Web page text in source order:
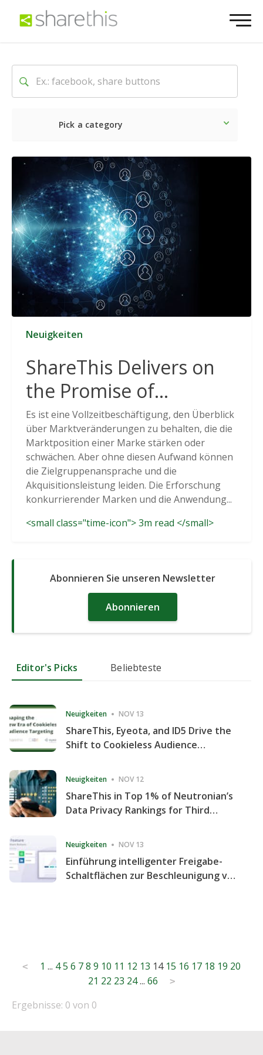
Pick a category
Neueste Sozial
Neuigkeiten
ShareThis Delivers on
the Promise of
Cookieless Data
Solutions
Es ist eine Vollzeitbeschäftigung, den Überblick
über Marktveränderungen zu behalten, die die
Marktposition einer Marke stärken oder
schwächen. Aber ohne diesen Aufwand können
die Zielgruppenansprache und die
Akquisitionsleistung leiden. Die Erforschung
konkurrierender Marken und die Anwendung...
<small class="time-icon"> 3m read </small>
Abonnieren Sie unseren Newsletter
Abonnieren
Editor's Picks Beliebteste
Neuigkeiten NOV 13
ShareThis, Eyeota, and ID5 Drive the
Shift to Cookieless Audience
Neuigkeiten NOV 12
ShareThis in Top 1% of Neutronian’s
Data Privacy Rankings for Third
Neuigkeiten NOV 13
Einführung intelligenter Freigabe-
Schaltflächen zur Beschleunigung von
Posts
pagination
< 1 ... 45 6 78 9 10 11 12 13 14 15 16 17 18 19 20
21 22 23 24 ... 66 >
Ergebnisse: 0 von 0